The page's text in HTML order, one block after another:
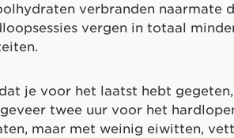
verbranden naarmate
vergen in totaal
je voor het laatst hebt
twee uur voor het
maar met weinig eiwitten,